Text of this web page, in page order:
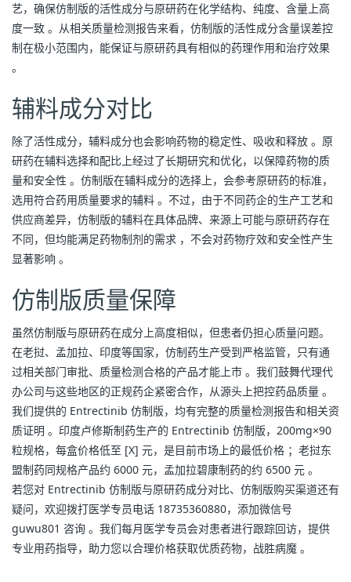
艺，确保仿制版的活性成分与原研药在化学结构、纯度、含量上高
度一致 。从相关质量检测报告来看，仿制版的活性成分含量误差控
制在极小范围内，能保证与原研药具有相似的药理作用和治疗效果
。
辅料成分对比
除了活性成分，辅料成分也会影响药物的稳定性、吸收和释放 。原
研药在辅料选择和配比上经过了长期研究和优化，以保障药物的质
量和安全性 。仿制版在辅料成分的选择上，会参考原研药的标准，
选用符合药用质量要求的辅料 。不过，由于不同药企的生产工艺和
供应商差异，仿制版的辅料在具体品牌、来源上可能与原研药存在
不同，但均能满足药物制剂的需求 ，不会对药物疗效和安全性产生
显著影响 。
仿制版质量保障
虽然仿制版与原研药在成分上高度相似，但患者仍担心质量问题。
在老挝、孟加拉、印度等国家，仿制药生产受到严格监管，只有通
过相关部门审批、质量检测合格的产品才能上市 。我们鼓舞代理代
办公司与这些地区的正规药企紧密合作，从源头上把控药品质量 。
我们提供的 Entrectinib 仿制版，均有完整的质量检测报告和相关资
质证明 。印度卢修斯制药生产的 Entrectinib 仿制版，200mg×90
粒规格，每盒价格低至 [X] 元，是目前市场上的最低价格 ；老挝东
盟制药同规格产品约 6000 元，孟加拉碧康制药的约 6500 元 。
若您对 Entrectinib 仿制版与原研药成分对比、仿制版购买渠道还有
疑问，欢迎拨打医学专员电话 18735360880，添加微信号
guwu801 咨询 。我们每月医学专员会对患者进行跟踪回访，提供
专业用药指导，助力您以合理价格获取优质药物，战胜病魔 。